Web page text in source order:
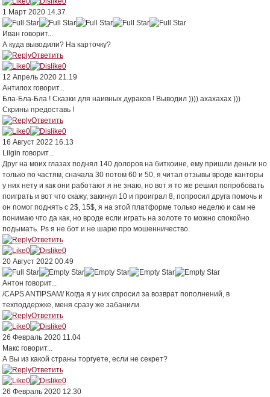
1 Март 2020 14.37
Иван говорит...
А куда выводили? На карточку?
Ответить
0
0
12 Апрель 2020 21.19
Антилохговорит...
Бла-Бла-Бла ! Сказки для наивных дураков ! Выводил )))) ахахахах )))
Скрины предоставь !
Ответить
0
0
16 Август 2022 16.13
Lilgin говорит...
Друг на моих глазах поднял 140 долоров на биткоине, ему пришли деньги но
только по частям, сначала 30 потом 60 и 50, я читал отзывы вроде канторы
у них нету и как они работают я не знаю, но вот я то же решил попробовать
поиграть и вот что скажу, закинул 10 и проиграл 8, попросил друга помочь и
он помог поднять с 2$, 15$, я на этой платформе только неделю и сам не
понимаю что да как, но вроде если играть на золоте то можно спокойно
подымать. Ps я не бот и не шарю про мошенничество.
Ответить
0
0
20 Август 2022 00.49
Антон говорит...
/CAPS ANTIPSAM/ Когда я у них спросил за возврат пополнений, в
техподдержке, меня сразу же забанили.
Ответить
0
0
26 Февраль 2020 11.04
Максговорит...
А Вы из какой страны торгуете, если не секрет?
Ответить
0
0
26 Февраль 2020 12.30